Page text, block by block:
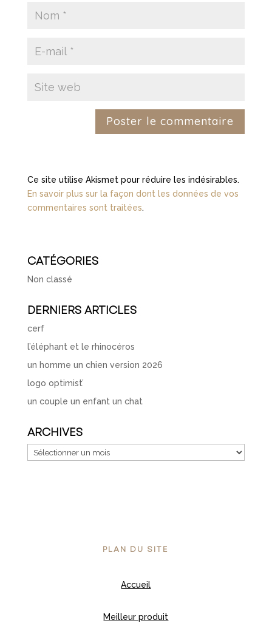
Ce site utilise Akismet pour réduire les indésirables.
En savoir plus sur la façon dont les données de vos
commentaires sont traitées.
CATÉGORIES
Non classé
DERNIERS ARTICLES
cerf
l’éléphant et le rhinocéros
un homme un chien version 2026
logo optimist’
un couple un enfant un chat
ARCHIVES
Archives
PLAN DU SITE
Accueil
Meilleur produit